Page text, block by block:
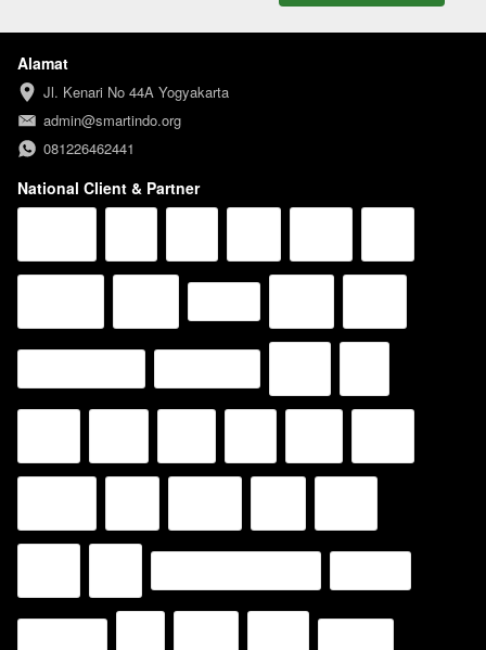
Alamat
Jl. Kenari No 44A Yogyakarta
admin@smartindo.org
081226462441
National Client & Partner